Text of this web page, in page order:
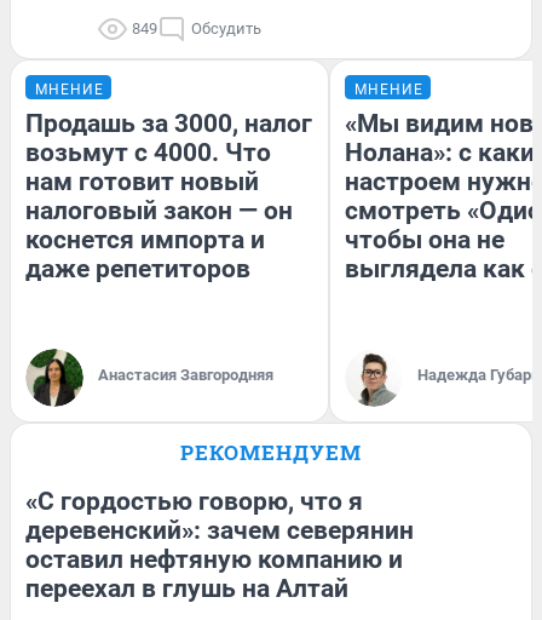
849 Обсудить
МНЕНИЕ
Продашь за 3000, налог
возьмут с 4000. Что
нам готовит новый
налоговый закон — он
коснется импорта и
даже репетиторов
Анастасия Завгородняя
МНЕНИЕ
«Мы видим
Нолана»: с
настроем
смотреть
чтобы она не
выглядела как
Надежда Губарь
РЕКОМЕНДУЕМ
«С гордостью говорю, что я
деревенский»: зачем северянин
оставил нефтяную компанию и
переехал в глушь на Алтай